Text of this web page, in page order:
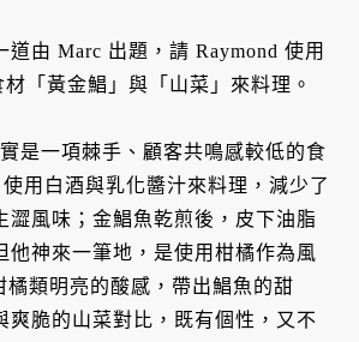
道由 Marc 出題，請 Raymond 使用
「黃金鯧」與「山菜」來料理。
是一項棘手、顧客共鳴感較低的食
用白酒與乳化醬汁來料理，減少了
澀風味；金鯧魚乾煎後，皮下油脂
他神來一筆地，是使用柑橘作為風
橘類明亮的酸感，帶出鯧魚的甜
爽脆的山菜對比，既有個性，又不